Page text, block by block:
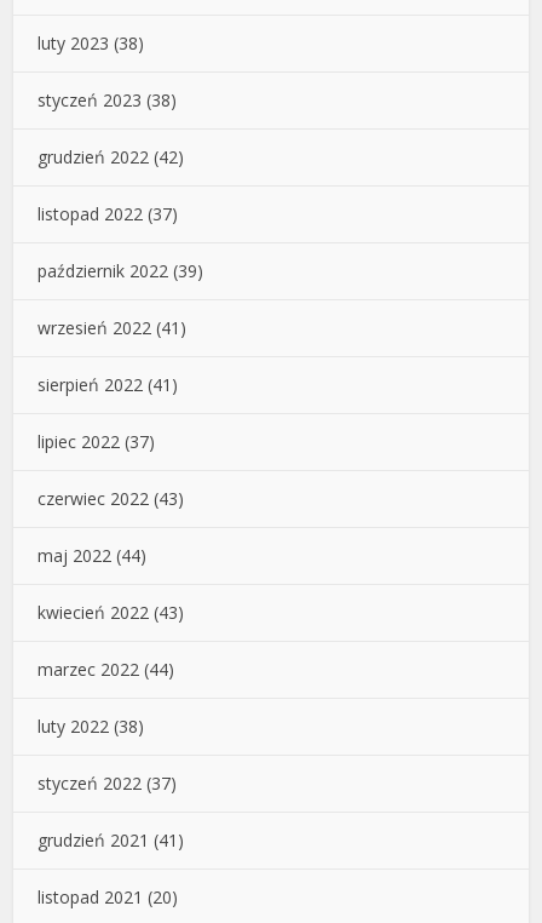
luty 2023 (38)
styczeń 2023 (38)
grudzień 2022 (42)
listopad 2022 (37)
październik 2022 (39)
wrzesień 2022 (41)
sierpień 2022 (41)
lipiec 2022 (37)
czerwiec 2022 (43)
maj 2022 (44)
kwiecień 2022 (43)
marzec 2022 (44)
luty 2022 (38)
styczeń 2022 (37)
grudzień 2021 (41)
listopad 2021 (20)